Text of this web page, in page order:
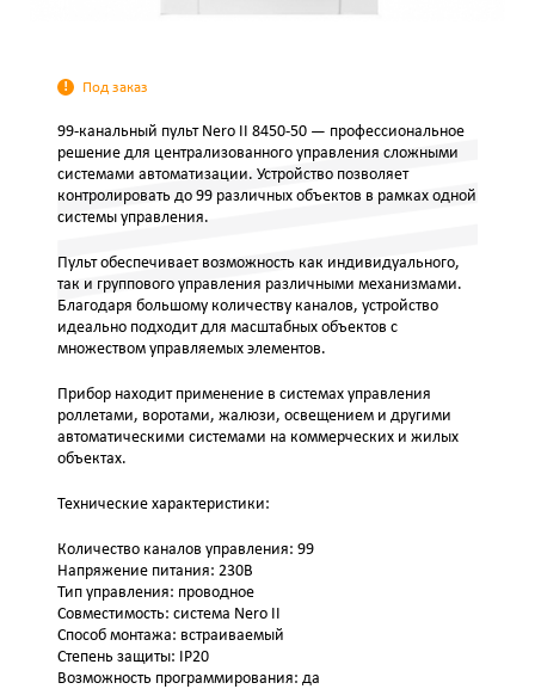
Под заказ
99-канальный пульт Nero II 8450-50 — профессиональное
решение для централизованного управления сложными
системами автоматизации. Устройство позволяет
контролировать до 99 различных объектов в рамках одной
системы управления.
Пульт обеспечивает возможность как индивидуального,
так и группового управления различными механизмами.
Благодаря большому количеству каналов, устройство
идеально подходит для масштабных объектов с
множеством управляемых элементов.
Прибор находит применение в системах управления
роллетами, воротами, жалюзи, освещением и другими
автоматическими системами на коммерческих и жилых
объектах.
Технические характеристики:
Количество каналов управления: 99
Напряжение питания: 230В
Тип управления: проводное
Совместимость: система Nero II
Способ монтажа: встраиваемый
Степень защиты: IP20
Возможность программирования: да